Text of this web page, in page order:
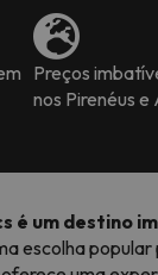
Preços
nos Pirenéus e
é um destino
escolha